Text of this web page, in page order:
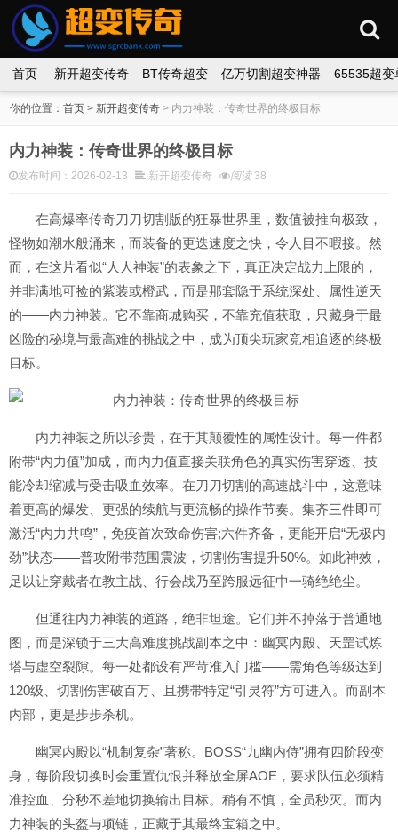
首页 新开超变传奇 BT传奇超变 亿万切割超变神器 65535超变
你的位置：首页 > 新开超变传奇 > 内力神装：传奇世界的终极目标
内力神装：传奇世界的终极目标
发布时间：2026-02-13 新开超变传奇 阅读 38
在高爆率传奇刀刀切割版的狂暴世界里，数值被推向极致，
怪物如潮水般涌来，而装备的更迭速度之快，令人目不暇接。然
而，在这片看似“人人神装”的表象之下，真正决定战力上限的，
并非满地可捡的紫装或橙武，而是那套隐于系统深处、属性逆天
的——内力神装。它不靠商城购买，不靠充值获取，只藏身于最
凶险的秘境与最高难的挑战之中，成为顶尖玩家竞相追逐的终极
目标。
内力神装之所以珍贵，在于其颠覆性的属性设计。每一件都
附带“内力值”加成，而内力值直接关联角色的真实伤害穿透、技
能冷却缩减与受击吸血效率。在刀刀切割的高速战斗中，这意味
着更高的爆发、更强的续航与更流畅的操作节奏。集齐三件即可
激活“内力共鸣”，免疫首次致命伤害;六件齐备，更能开启“无极内
劲”状态——普攻附带范围震波，切割伤害提升50%。如此神效，
足以让穿戴者在教主战、行会战乃至跨服远征中一骑绝绝尘。
但通往内力神装的道路，绝非坦途。它们并不掉落于普通地
图，而是深锁于三大高难度挑战副本之中：幽冥内殿、天罡试炼
塔与虚空裂隙。每一处都设有严苛准入门槛——需角色等级达到
120级、切割伤害破百万、且携带特定“引灵符”方可进入。而副本
内部，更是步步杀机。
幽冥内殿以“机制复杂”著称。BOSS“九幽内侍”拥有四阶段变
身，每阶段切换时会重置仇恨并释放全屏AOE，要求队伍必须精
准控血、分秒不差地切换输出目标。稍有不慎，全员秒灭。而内
力神装的头盔与项链，正藏于其最终宝箱之中。